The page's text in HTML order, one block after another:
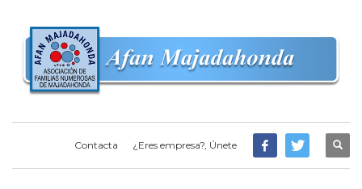
Contacta ¿Eres empresa?, Únete